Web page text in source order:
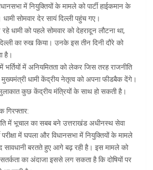
में नियुक्तियों के मामले को पार्टी हाईकमान के
सोमवार देर सायं दिल्ली पहुंच गए।
धामी को पहले सोमवार को देहरादून लौटना था,
का रुख किया। उनके इस तीन दिनी दौरे को
है।
में अनियमितता को लेकर जिस तरह राजनीति
धामी केंद्रीय नेतृत्व को अपना फीडबैक देंगे।
कुछ केंद्रीय मंत्रियों के साथ हो सकती है।
में भूचाल का सबब बने उत्तराखंड अधीनस्थ सेवा
में घपला और विधानसभा में नियुक्तियों के मामले
सावधानी बरतते हुए आगे बढ़ रही है। इस मामले को
का अंदाजा इससे लग सकता है कि दोषियों पर